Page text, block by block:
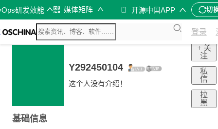
研发效能 媒体矩阵 开源中国APP 切
登录
Y292450104
这个人没有介绍！
+ 关
注
私
信
拉
黑
基础信息